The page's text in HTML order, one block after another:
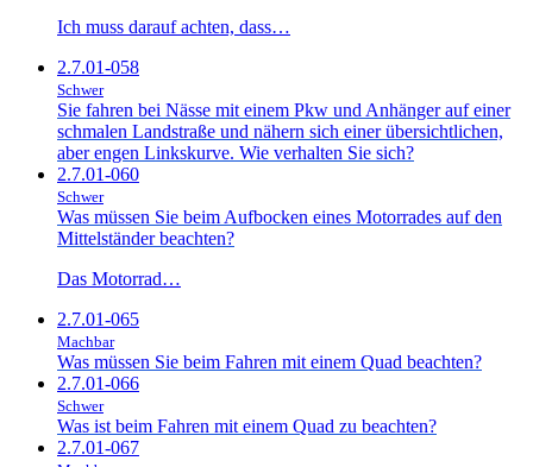
Ich muss darauf achten, dass…
2.7.01-058
Schwer
Sie fahren bei Nässe mit einem Pkw und Anhänger auf einer
schmalen Landstraße und nähern sich einer übersichtlichen,
aber engen Linkskurve. Wie verhalten Sie sich?
2.7.01-060
Schwer
Was müssen Sie beim Aufbocken eines Motorrades auf den
Mittelständer beachten?
Das Motorrad…
2.7.01-065
Machbar
Was müssen Sie beim Fahren mit einem Quad beachten?
2.7.01-066
Schwer
Was ist beim Fahren mit einem Quad zu beachten?
2.7.01-067